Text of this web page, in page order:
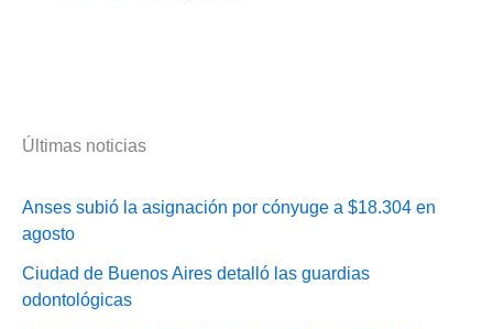
Últimas noticias
Anses subió la asignación por cónyuge a $18.304 en
agosto
Ciudad de Buenos Aires detalló las guardias
odontológicas